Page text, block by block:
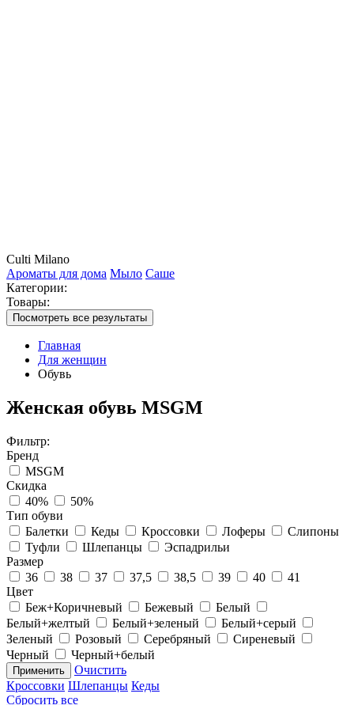
Culti Milano
Ароматы для дома Мыло Саше
Категории:
Товары:
Посмотреть все результаты
Главная
Для женщин
Обувь
Женская обувь MSGM
Фильтр:
Бренд
MSGM
Скидка
40%
50%
Тип обуви
Балетки
Кеды Кроссовки Лоферы
Слипоны
Туфли
Шлепанцы
Эспадрильи
Размер
36
38 37 37,5 38,5 39 40
41
Цвет
Беж+Коричневый
Бежевый
Белый
Белый+желтый
Белый+зеленый
Белый+серый
Зеленый
Розовый Серебряный
Сиреневый
Черный
Черный+белый
Применить
Очистить
Кроссовки Шлепанцы Кеды
Сбросить все